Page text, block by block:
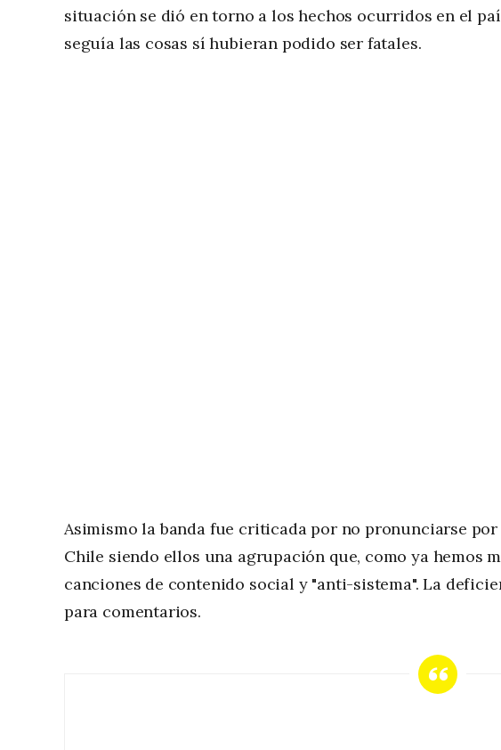
situación se dió en torno a los hechos ocurridos en el
seguía las cosas sí hubieran podido ser fatales.
Asimismo la banda fue criticada por no pronunciarse
Chile siendo ellos una agrupación que, como ya hemos
canciones de contenido social y "anti-sistema". La
para comentarios.